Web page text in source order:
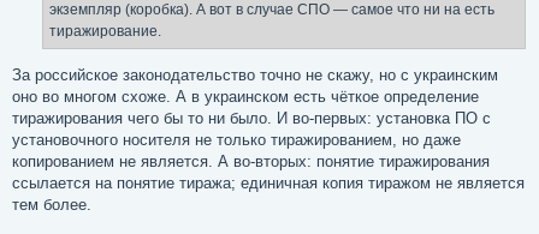
экземпляр (коробка). А вот в случае СПО — самое что ни на есть
тиражирование.
За российское законодательство точно не скажу, но с украинским
оно во многом схоже. А в украинском есть чёткое определение
тиражирования чего бы то ни было. И во-первых: установка ПО с
установочного носителя не только тиражированием, но даже
копированием не является. А во-вторых: понятие тиражирования
ссылается на понятие тиража; единичная копия тиражом не является
тем более.